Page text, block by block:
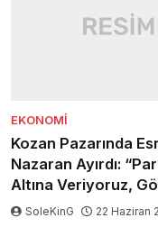
EKONOMI
Kozan Pazarında
Nazaran Ayırdı:
Altına Veriyoruz,
SoleKinG 22 Haziran